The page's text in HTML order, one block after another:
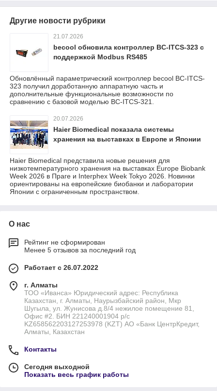
Другие новости рубрики
21.07.2026
becool обновила контроллер BC-ITCS-323 с
поддержкой Modbus RS485
Обновлённый параметрический контроллер becool BC-ITCS-
323 получил доработанную аппаратную часть и
дополнительные функциональные возможности по
сравнению с базовой моделью BC-ITCS-321.
20.07.2026
Haier Biomedical показала системы
хранения на выставках в Европе и Японии
Haier Biomedical представила новые решения для
низкотемпературного хранения на выставках Europe Biobank
Week 2026 в Праге и Interphex Week Tokyo 2026. Новинки
ориентированы на европейские биобанки и лаборатории
Японии с ограниченным пространством.
О нас
Рейтинг не сформирован
Менее 5 отзывов за последний год
Работает с 26.07.2022
г. Алматы
ТОО «Иванса» Юридический адрес: Республика
Казахстан, г. Алматы, Наурызбайский район, Мкр
Шугыла, ул. Жунисова д.8/4 нежилое помещение 81,
Офис #2. БИН 221240001904 р/с
KZ658562203127253978 (KZT) АО «Банк ЦентрКредит,
Алматы, Казахстан
Контакты
Сегодня выходной
Показать весь график работы